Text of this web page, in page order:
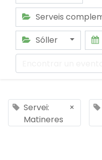
Serveis
Sóller
Servei:
Matineres
×